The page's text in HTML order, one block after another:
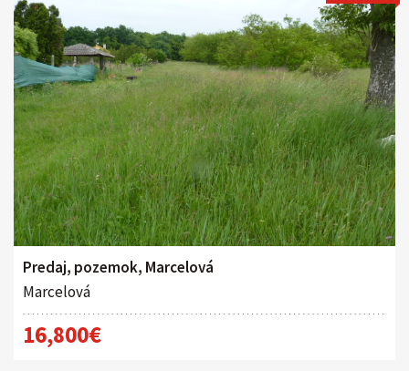
Predaj, pozemok, Marcelová
Marcelová
16,800€